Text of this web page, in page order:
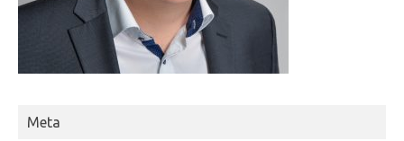
Meta